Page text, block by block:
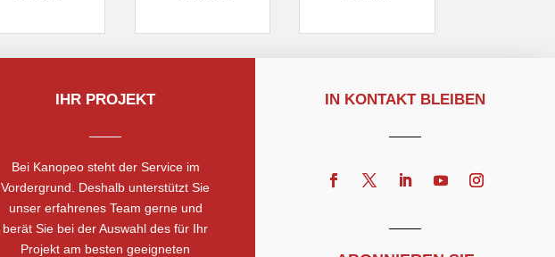
IHR PROJEKT
Bei Kanopeo steht der Service im
Vordergrund. Deshalb unterstützt Sie
unser erfahrenes Team gerne und
berät Sie bei der Auswahl des für Ihr
Projekt am besten geeigneten
IN KONTAKT BLEIBEN